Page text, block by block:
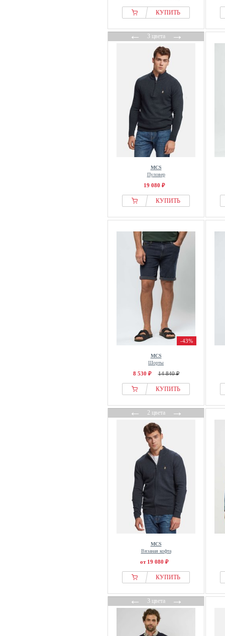
КУПИТЬ
←3 цвета→
MCS
Пуловер
19 080 ₽
КУПИТЬ
-43%
MCS
Шорты
8 530 ₽ 14 840 ₽
КУПИТЬ
←2 цвета→
MCS
Вязаная кофта
от 19 080 ₽
КУПИТЬ
←3 цвета→